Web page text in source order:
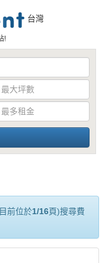
台灣
!
前位於1/16頁)搜尋費